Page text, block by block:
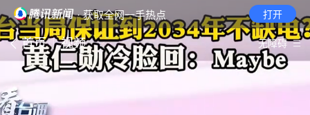
· 获取全网一手热点 打开
首页 视频 无障碍